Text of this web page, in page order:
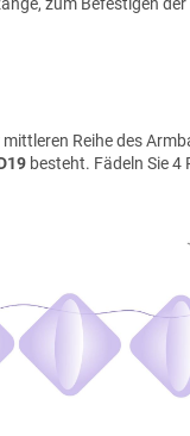
Reihe des
besteht. Fädeln Sie 4